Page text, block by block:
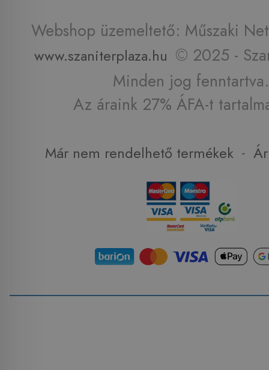
Webshop üzemeltető: Műszaki
www.szaniterplaza.hu © 2025 -
Minden jog fenntartva.
Az áraink 27% ÁFA-t
Már nem rendelhető termékek -